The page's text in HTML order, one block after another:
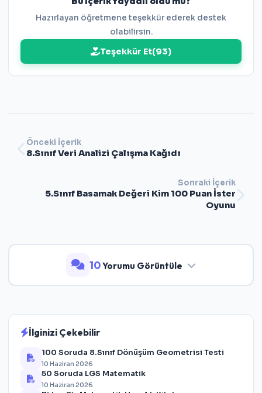
Hazırlayan öğretmene teşekkür ederek destek
olabilirsin.
Teşekkür Et(93)
Önceki İçerik
8.Sınıf Veri Analizi Çalışma Kağıdı
Sonraki İçerik
5.Sınıf Basamak Değeri Kim 100 Puan İster
Oyunu
10Yorumu Görüntüle
İlginizi Çekebilir
100 Soruda 8.Sınıf Dönüşüm Geometrisi Testi
10 Haziran 2026
50 Soruda LGS Matematik
10 Haziran 2026